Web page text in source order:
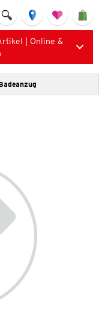
| Online &